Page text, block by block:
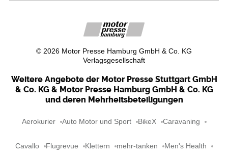
© 2026 Motor Presse Hamburg GmbH & Co. KG
Verlagsgesellschaft
Weitere Angebote der Motor Presse Stuttgart GmbH
& Co. KG & Motor Presse Hamburg GmbH & Co. KG
und deren Mehrheitsbeteiligungen
Aerokurier Auto Motor und Sport BikeX Caravaning
Cavallo Flugrevue Klettern mehr-tanken Men's Health